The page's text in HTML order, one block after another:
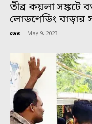
তীব্র কয়লা সঙ্কটে
লোডশেডিং বাড়ার
ডেস্ক - May 9, 2023